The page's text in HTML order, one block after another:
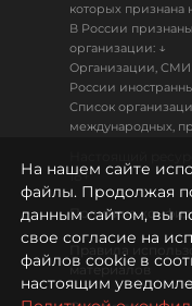
которых признана
В России
организации: ↓
Организации, СМИ
России
Список
международных,
18+
Политика
Правила
материалов
На нашем сайте
файлы. Продолжая
данным сайтом, вы
свое согласие на
файлов cookie в
настоящим